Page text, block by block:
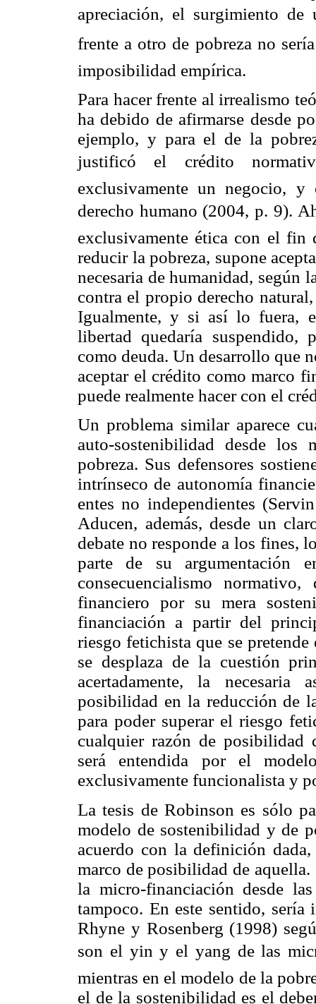
apreciación, el surgimiento de
frente a otro de pobreza no
imposibilidad empírica.
Para hacer frente al irrealismo
ha debido de afirmarse desde
ejemplo, y para el de la
justificó el crédito
exclusivamente un negocio,
derecho humano (2004, p. 9).
exclusivamente ética con el fin
reducir la pobreza, supone
necesaria de humanidad, según
contra el propio derecho
Igualmente, y si así lo fuera,
libertad quedaría suspendido,
como deuda. Un desarrollo que
aceptar el crédito como marco
puede realmente hacer con el
Un problema similar aparece
auto-sostenibilidad desde los
pobreza. Sus defensores
intrínseco de autonomía
entes no independientes
Aducen, además, desde un
debate no responde a los fines,
parte de su argumentación
consecuencialismo normativo,
financiero por su mera
financiación a partir del
riesgo fetichista que se
se desplaza de la cuestión
acertadamente, la
posibilidad en la reducción de
para poder superar el riesgo
cualquier razón de posibilidad
será entendida por el
exclusivamente funcionalista y
La tesis de Robinson es sólo
modelo de sostenibilidad y de
acuerdo con la definición
marco de posibilidad de
la micro-financiación desde
tampoco. En este sentido, sería
Rhyne y Rosenberg (1998)
son el yin y el yang de las
mientras en el modelo de la
el de la sostenibilidad es el